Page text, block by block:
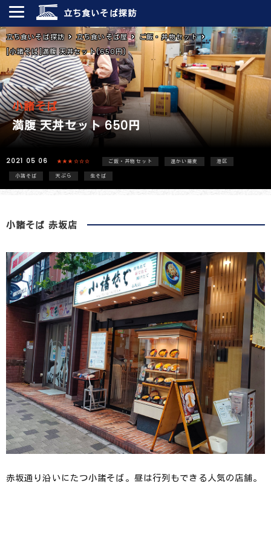
立ち食いそば探訪
立ち食いそば探訪 立ち食いそば屋
ご飯・丼物セット
[小諸そば]満腹 天丼セット(650円)
小諸そば
満腹 天丼セット 650円
2021 05 06 ★★★☆☆☆ ご飯・丼物セット 温かい蕎麦 港区
小諸そば 天ぷら 生そば
小諸そば 赤坂店
赤坂通り沿いにたつ小諸そば。昼は行列もできる人気の店舗。